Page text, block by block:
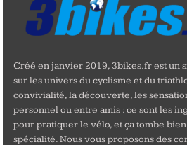
Créé en janvier 2019, 3bikes.fr est un
sur les univers du cyclisme et du
convivialité, la découverte, les
personnel ou entre amis : ce sont les
pour pratiquer le vélo, et ça tombe
spécialité. Nous vous proposons des